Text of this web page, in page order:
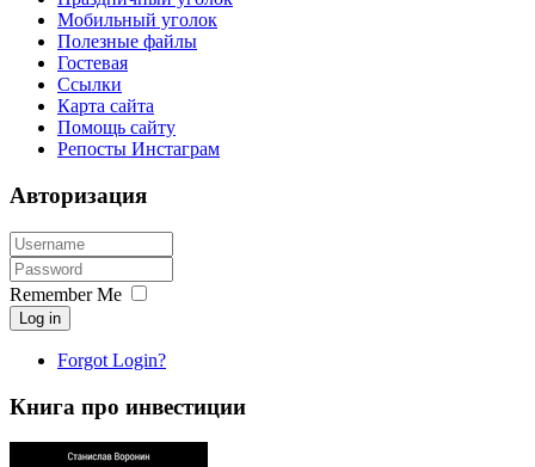
Мобильный уголок
Полезные файлы
Гостевая
Ссылки
Карта сайта
Помощь сайту
Репосты Инстаграм
Авторизация
Remember Me
Log in
Forgot Login?
Книга про инвестиции